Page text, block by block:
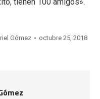
Gómez octubre 25, 2018